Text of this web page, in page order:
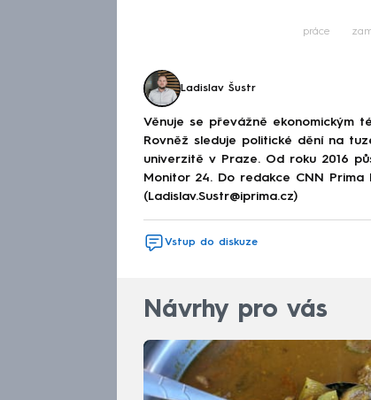
práce
Ladislav Šustr
Věnuje se převážně ekonomickým
Rovněž sleduje politické dění na
univerzitě v Praze. Od roku 2016
Monitor 24. Do redakce CNN Prima
(Ladislav.Sustr@iprima.cz)
Vstup do diskuze
Návrhy pro vás